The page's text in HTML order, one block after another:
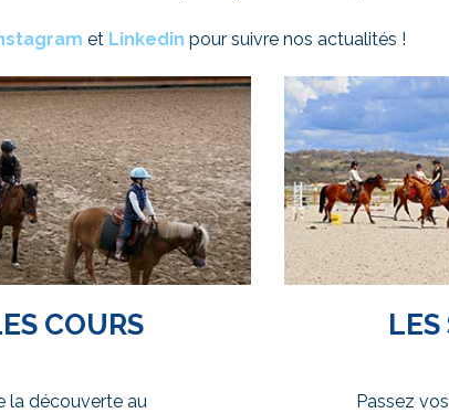
et Linkedin pour suivre nos actualités !
COURS
la découverte au
LES
Passez